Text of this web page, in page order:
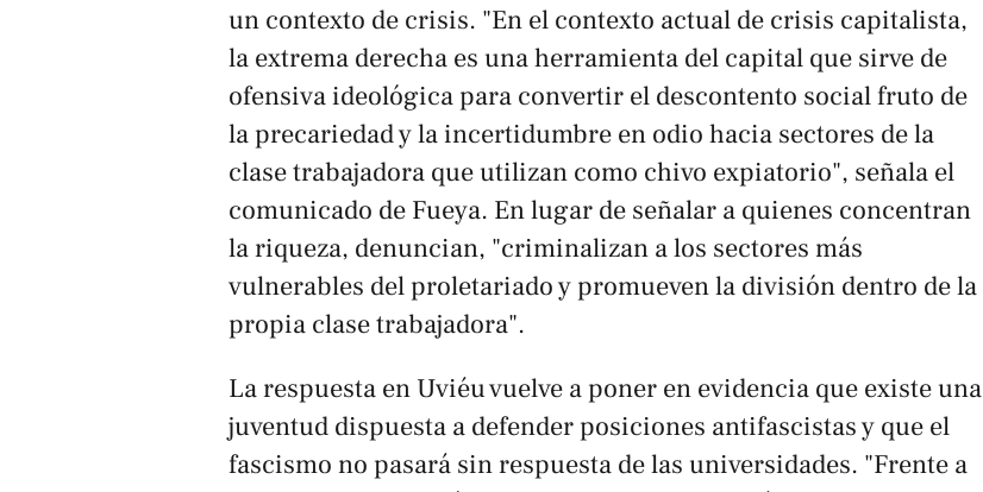
un contexto de crisis. "En el contexto actual de crisis capitalista,
la extrema derecha es una herramienta del capital que sirve de
ofensiva ideológica para convertir el descontento social fruto de
la precariedad y la incertidumbre en odio hacia sectores de la
clase trabajadora que utilizan como chivo expiatorio", señala el
comunicado de Fueya. En lugar de señalar a quienes concentran
la riqueza, denuncian, "criminalizan a los sectores más
vulnerables del proletariado y promueven la división dentro de la
propia clase trabajadora".
La respuesta en Uviéu vuelve a poner en evidencia que existe una
juventud dispuesta a defender posiciones antifascistas y que el
fascismo no pasará sin respuesta de las universidades. "Frente a